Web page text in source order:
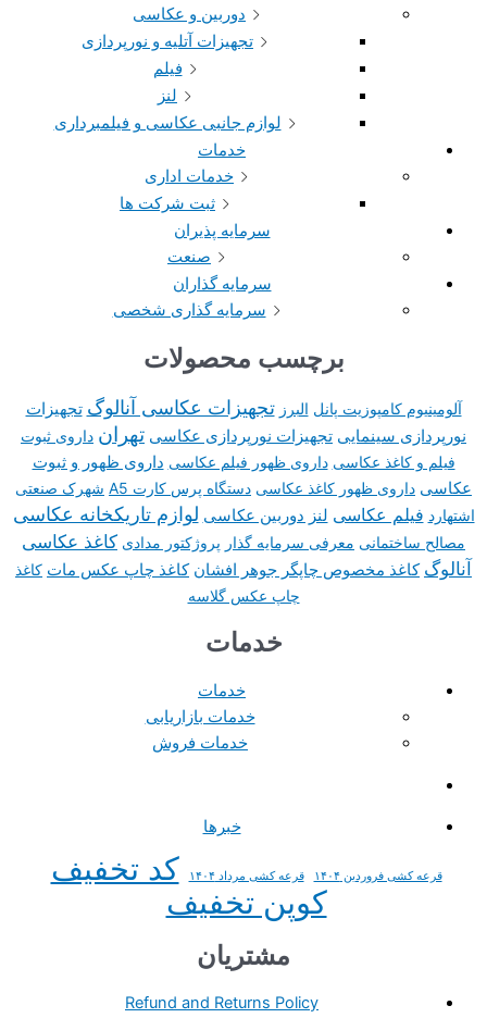
دوربین و عکاسی
تجهیزات آتلیه و نورپردازی
فیلم
لنز
لوازم جانبی عکاسی و فیلمبرداری
خدمات
خدمات اداری
ثبت شرکت ها
سرمایه پذیران
صنعت
سرمایه گذاران
سرمایه گذاری شخصی
برچسب محصولات
آلومینیوم کامپوزیت پانل البرز تجهیزات عکاسی آنالوگ تجهیزات
نورپردازی سینمایی تجهیزات نورپردازی عکاسی تهران داروی ثبوت
فیلم و کاغذ عکاسی داروی ظهور فیلم عکاسی داروی ظهور و ثبوت
عکاسی داروی ظهور کاغذ عکاسی دستگاه پرس کارت A5
شهرک صنعتی
اشتهارد فیلم عکاسی لنز دوربین عکاسی لوازم تاریکخانه عکاسی
مصالح ساختمانی معرفی سرمایه گذار پروژکتور مدادی کاغذ عکاسی
آنالوگ کاغذ مخصوص چاپگر جوهر افشان کاغذ چاپ عکس مات کاغذ
چاپ عکس گلاسه
خدمات
خدمات
خدمات بازاریابی
خدمات فروش
خبرها
قرعه کشی فروردین ۱۴۰۴ قرعه کشی مرداد ۱۴۰۴
کد تخفیف
کوپن تخفیف
مشتریان
Refund and Returns Policy